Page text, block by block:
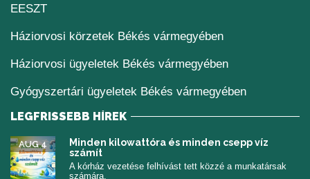
EESZT(új ablakban nyílik meg)
Háziorvosi körzetek Békés vármegyében
Háziorvosi ügyeletek Békés vármegyében
Gyógyszertári ügyeletek Békés vármegyében
LEGFRISSEBB HÍREK
Minden kilowattóra és minden csepp víz
számít
AUG 4
A kórház vezetése felhívást tett közzé a munkatársak
számára.